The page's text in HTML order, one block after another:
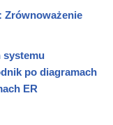
Zrównoważenie
systemu
po diagramach
ER